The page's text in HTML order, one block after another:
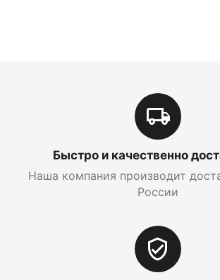
Быстро и качественно
Наша компания производит
России